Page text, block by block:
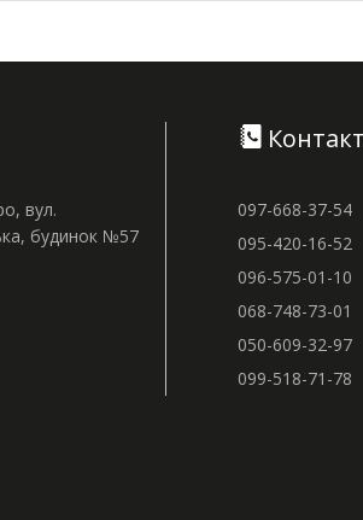
вул.
будинок №57
097-668-37-54
095-420-16-52
096-575-01-10
068-748-73-01
050-609-32-97
099-518-71-78